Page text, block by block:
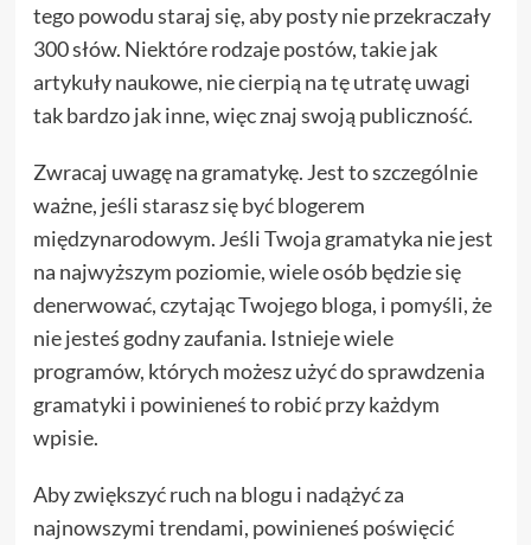
tego powodu staraj się, aby posty nie przekraczały
300 słów. Niektóre rodzaje postów, takie jak
artykuły naukowe, nie cierpią na tę utratę uwagi
tak bardzo jak inne, więc znaj swoją publiczność.
Zwracaj uwagę na gramatykę. Jest to szczególnie
ważne, jeśli starasz się być blogerem
międzynarodowym. Jeśli Twoja gramatyka nie jest
na najwyższym poziomie, wiele osób będzie się
denerwować, czytając Twojego bloga, i pomyśli, że
nie jesteś godny zaufania. Istnieje wiele
programów, których możesz użyć do sprawdzenia
gramatyki i powinieneś to robić przy każdym
wpisie.
Aby zwiększyć ruch na blogu i nadążyć za
najnowszymi trendami, powinieneś poświęcić